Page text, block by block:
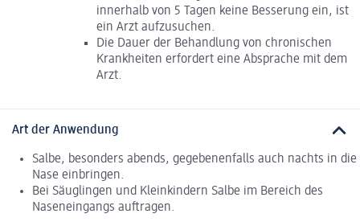
innerhalb von 5 Tagen keine Besserung ein, ist
ein Arzt aufzusuchen.
Die Dauer der Behandlung von chronischen
Krankheiten erfordert eine Absprache mit dem
Arzt.
Art der Anwendung
Salbe, besonders abends, gegebenenfalls auch nachts in die
Nase einbringen.
Bei Säuglingen und Kleinkindern Salbe im Bereich des
Naseneingangs auftragen.